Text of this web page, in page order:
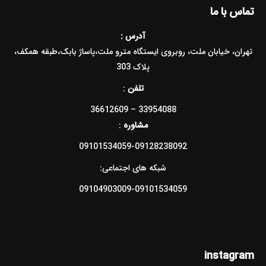
تماس با ما
آدرس :
تهران، خیابان ملت، روبروی ایستگاه مترو ملت،پاساژ بابک،طبقه همکف،
پلاک 303
تلفن :
33954088 – 36612609
مشاوره :
09101534059-09128238092
شبکه های اجتماعی:
09104903009-09101534059
instagram